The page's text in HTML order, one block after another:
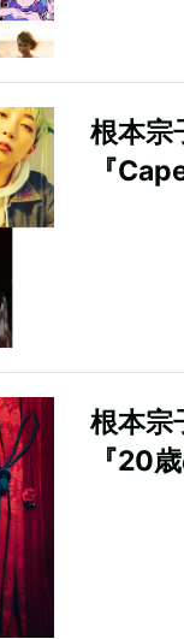
根本宗
『
根本
『20